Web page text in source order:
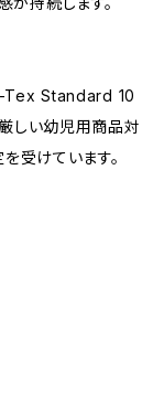
Tex Standard 10
しい幼児用商品対
受けています。